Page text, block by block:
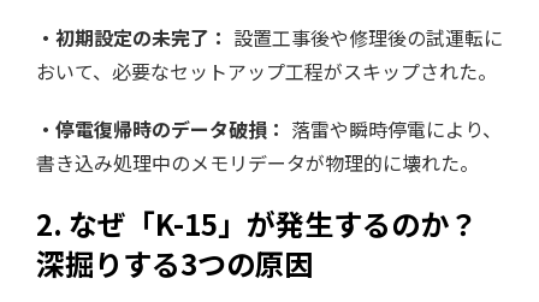
・初期設定の未完了： 設置工事後や修理後の試運転に
おいて、必要なセットアップ工程がスキップされた。
・停電復帰時のデータ破損： 落雷や瞬時停電により、
書き込み処理中のメモリデータが物理的に壊れた。
2. なぜ「K-15」が発生するのか？
深掘りする3つの原因